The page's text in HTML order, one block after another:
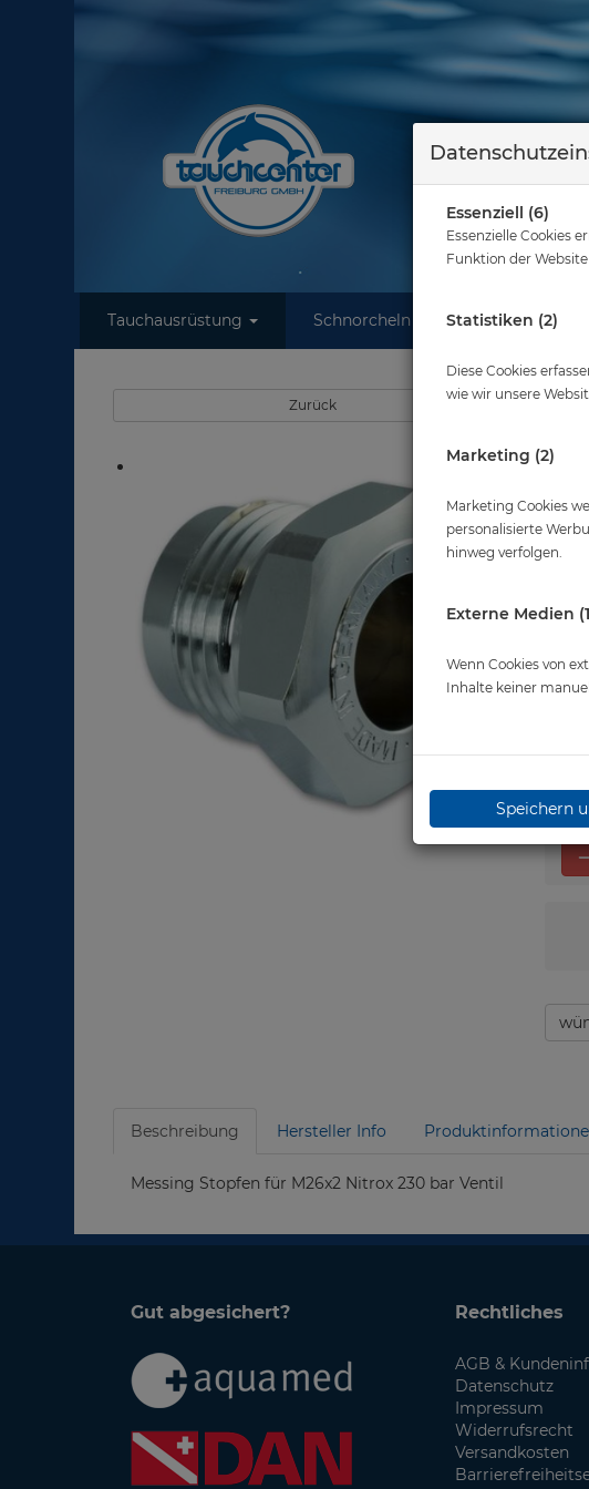
Tauchausrüstung Schnorcheln Wassersport
Sie sind hier
Zurück
Beschreibung Hersteller Info
Messing Stopfen für M26x2 Nitrox 230 bar Ventil
Gut abgesichert? Rechtliches
AGB &
Datenschutz
Impressum
Widerrufsrecht
Versandkosten
Essenziell (6)
Essenzielle Cookies
Funktion der
Statistiken (2)
Diese Cookies
wie wir unsere
Marketing (2)
Marketing Cookies
personalisierte
hinweg verfolgen.
Externe Medien
Wenn Cookies von
Inhalte keiner
Speichern